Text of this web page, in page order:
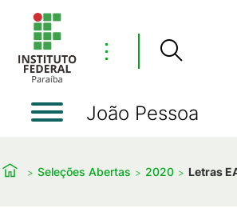
⋮
João Pessoa
Seleções Abertas 2020 Letras